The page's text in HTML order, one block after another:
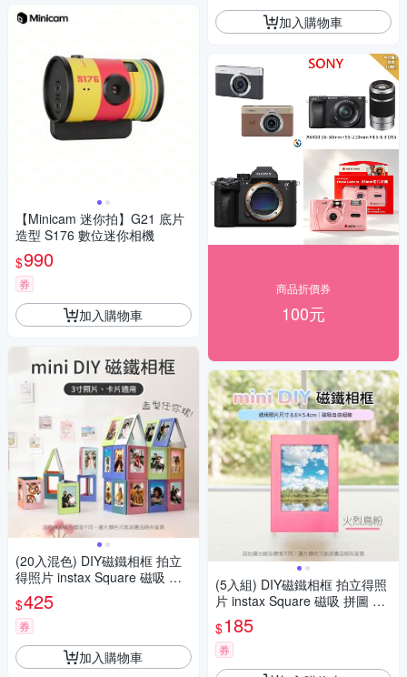
【Minicam 迷你拍】G21 底片
造型 S176 數位迷你相機
$990
券
加入購物車
(20入混色) DIY磁鐵相框 拍立
得照片 instax Square 磁吸 拼
圖 筆筒 造型相框 冰箱貼 evo
$425
券
加入購物車
加入購物車
商品折價券
100元
(5入組) DIY磁鐵相框 拍立得照
片 instax Square 磁吸 拼圖 筆
筒 造型相框 冰箱貼 evo
$185
券